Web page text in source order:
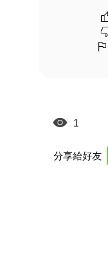
1
分享給好友